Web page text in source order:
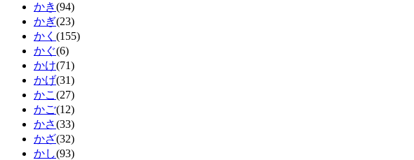
かき(94)
かぎ(23)
かく (155)
かぐ(6)
かけ(71)
かげ(31)
かこ (27)
かご(12)
かさ(33)
かざ(32)
かし(93)